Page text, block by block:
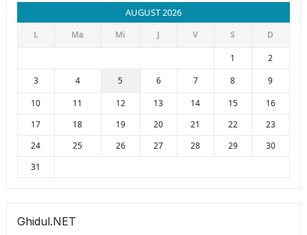
AUGUST 2026
L Ma Mi J V S
D
1
2
3
4 5 6 7 8
9
10
11 12 13 14 15
16
17
18 19 20 21 22
23
24
25 26 27 28 29
30
31
Ghidul.NET